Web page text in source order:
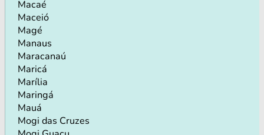
Macaé
Maceió
Magé
Manaus
Maracanaú
Maricá
Marília
Maringá
Mauá
Mogi das Cruzes